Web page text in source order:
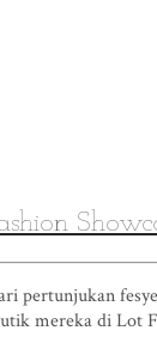
pertunjukan
mereka di Lot